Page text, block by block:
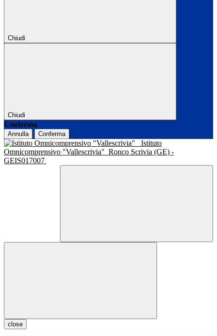
Chiudi
Chiudi
Conferma
Annulla Conferma
Istituto
Omnicomprensivo "Vallescrivia" Ronco Scrivia (GE) -
GEIS017007
close